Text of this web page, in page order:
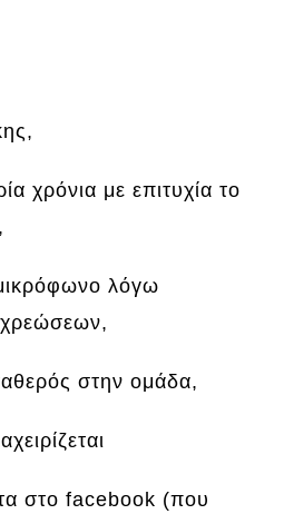
χρόνια με επιτυχία το
λόγω
στην ομάδα,
στο facebook (που